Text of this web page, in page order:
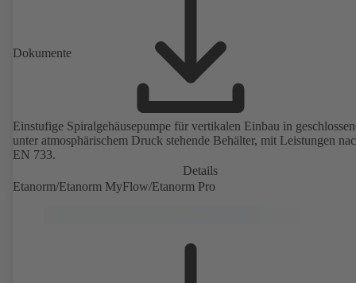
Dokumente
Einstufige Spiralgehäusepumpe für vertikalen Einbau in
unter atmosphärischem Druck stehende Behälter, mit Leistungen
EN 733.
Details
Etanorm/Etanorm MyFlow/Etanorm Pro